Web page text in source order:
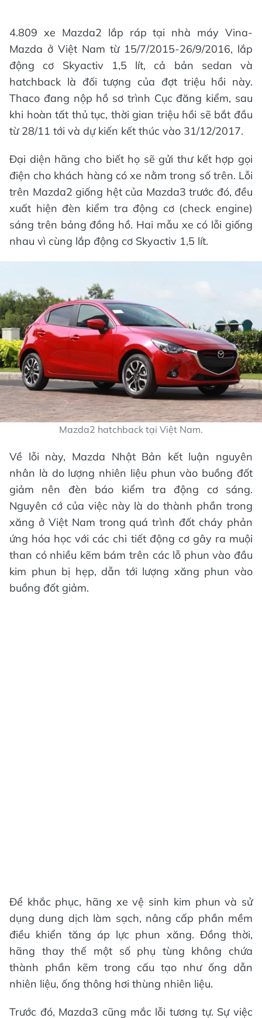
4.809 xe Mazda2 lắp ráp tại nhà máy Vina-
Mazda ở Việt Nam từ 15/7/2015-26/9/2016, lắp
động cơ Skyactiv 1,5 lít, cả bản sedan và
hatchback là đối tượng của đợt triệu hồi này.
Thaco đang nộp hồ sơ trình Cục đăng kiểm, sau
khi hoàn tất thủ tục, thời gian triệu hồi sẽ bắt đầu
từ 28/11 tới và dự kiến kết thúc vào 31/12/2017.
Đại diện hãng cho biết họ sẽ gửi thư kết hợp gọi
điện cho khách hàng có xe nằm trong số trên. Lỗi
trên Mazda2 giống hệt của Mazda3 trước đó, đều
xuất hiện đèn kiểm tra động cơ (check engine)
sáng trên bảng đồng hồ. Hai mẫu xe có lỗi giống
nhau vì cùng lắp động cơ Skyactiv 1,5 lít.
Mazda2 hatchback tại Việt Nam.
Về lỗi này, Mazda Nhật Bản kết luận nguyên
nhân là do lượng nhiên liệu phun vào buồng đốt
giảm nên đèn báo kiểm tra động cơ sáng.
Nguyên cớ của việc này là do thành phần trong
xăng ở Việt Nam trong quá trình đốt cháy phản
ứng hóa học với các chi tiết động cơ gây ra muội
than có nhiều kẽm bám trên các lỗ phun vào đầu
kim phun bị hẹp, dẫn tới lượng xăng phun vào
buồng đốt giảm.
Để khắc phục, hãng xe vệ sinh kim phun và sử
dụng dung dịch làm sạch, nâng cấp phần mềm
điều khiển tăng áp lực phun xăng. Đồng thời,
hãng thay thế một số phụ tùng không chứa
thành phần kẽm trong cấu tạo như ống dẫn
nhiên liệu, ống thông hơi thùng nhiên liệu.
Trước đó, Mazda3 cũng mắc lỗi tương tự. Sự việc